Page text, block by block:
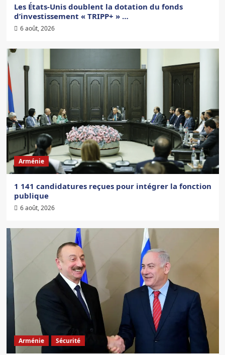
Les États-Unis doublent la dotation du fonds
d’investissement « TRIPP+ » …
6 août, 2026
Arménie
1 141 candidatures reçues pour intégrer la fonction
publique
6 août, 2026
Arménie Sécurité